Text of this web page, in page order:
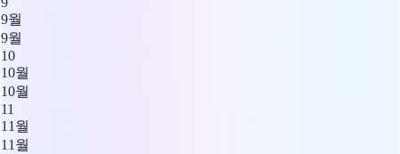
9월
9월
10
10월
10월
11
11월
11월